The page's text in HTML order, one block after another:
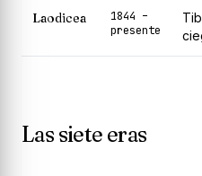
Laodicea
1844 –
presente
Las siete eras